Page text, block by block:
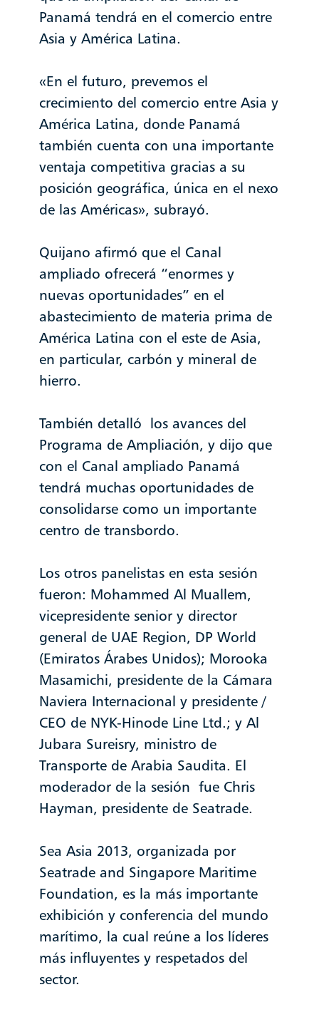
Panamá tendrá en el comercio entre
Asia y América Latina.
«En el futuro, prevemos el
crecimiento del comercio entre Asia y
América Latina, donde Panamá
también cuenta con una importante
ventaja competitiva gracias a su
posición geográfica, única en el nexo
de las Américas», subrayó.
Quijano afirmó que el Canal
ampliado ofrecerá “enormes y
nuevas oportunidades” en el
abastecimiento de materia prima de
América Latina con el este de Asia,
en particular, carbón y mineral de
hierro.
También detalló los avances del
Programa de Ampliación, y dijo que
con el Canal ampliado Panamá
tendrá muchas oportunidades de
consolidarse como un importante
centro de transbordo.
Los otros panelistas en esta sesión
fueron: Mohammed Al Muallem,
vicepresidente senior y director
general de UAE Region, DP World
(Emiratos Árabes Unidos); Morooka
Masamichi, presidente de la Cámara
Naviera Internacional y presidente /
CEO de NYK-Hinode Line Ltd.; y Al
Jubara Sureisry, ministro de
Transporte de Arabia Saudita. El
moderador de la sesión fue Chris
Hayman, presidente de Seatrade.
Sea Asia 2013, organizada por
Seatrade and Singapore Maritime
Foundation, es la más importante
exhibición y conferencia del mundo
marítimo, la cual reúne a los líderes
más influyentes y respetados del
sector.